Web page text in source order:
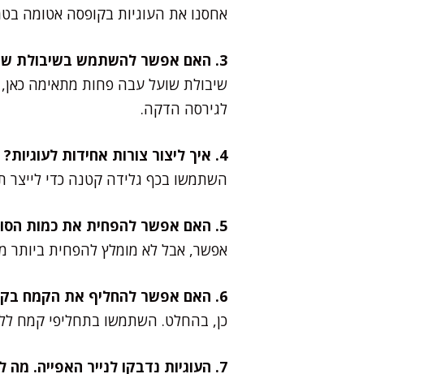
אחסנו את העוגיות בקופסה אטומה
3. האם אפשר להשתמש בשיבולת שועל עבה?
שיבולת שועל עבה פחות מתאימה
לגירסה הדקה.
4. איך ליצור צורות אחידות לעוגיות?
השתמשו בכף גלידה קטנה כדי לייצר
5. האם אפשר להפחית את כמות הסוכר?
אפשר, אבל לא מומלץ להפחית ביותר מ-20% מהכמות. הסוכר קריטי למרקם הקריספי של
6. האם אפשר להחליף את הקמח בקמח ללא גלוטן?
כן, בהחלט. השתמשו בתחליפי קמח
7. העוגיות נדבקו לנייר האפייה. מה לעשות?